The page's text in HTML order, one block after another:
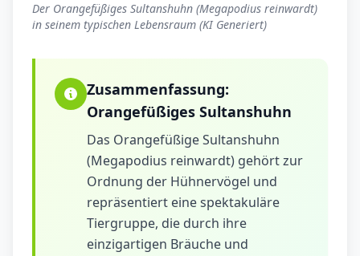
Der Orangefüßiges Sultanshuhn (Megapodius reinwardt)
in seinem typischen Lebensraum (KI Generiert)
Zusammenfassung:
Orangefüßiges Sultanshuhn
Das Orangefüßige Sultanshuhn
(Megapodius reinwardt) gehört zur
Ordnung der Hühnervögel und
repräsentiert eine spektakuläre
Tiergruppe, die durch ihre
einzigartigen Bräuche und